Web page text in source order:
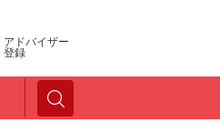
アドバイザー
登録